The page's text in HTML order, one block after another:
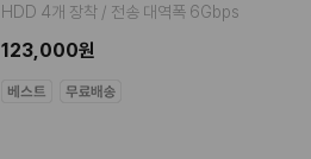
HDD 4개 장착 / 전송 대역폭 6Gbps
123,000원